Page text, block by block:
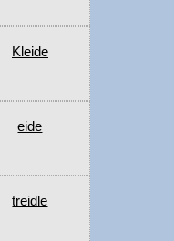
Kleide
eide
treidle